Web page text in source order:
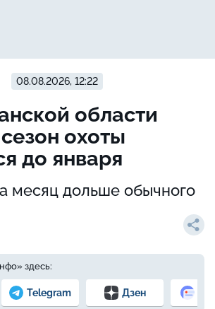
08.08.2026, 12:22
области
охоты
до января
месяц дольше обычного
здесь:
Telegram Дзен